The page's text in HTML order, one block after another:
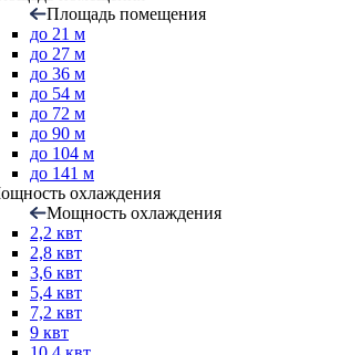
Площадь помещения
до 21 м
до 27 м
до 36 м
до 54 м
до 72 м
до 90 м
до 104 м
до 141 м
охлаждения
Мощность охлаждения
2,2 квт
2,8 квт
3,6 квт
5,4 квт
7,2 квт
9 квт